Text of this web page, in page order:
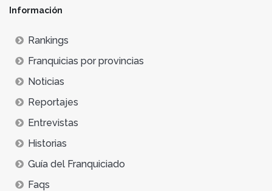
Información
Rankings
Franquicias por provincias
Noticias
Reportajes
Entrevistas
Historias
Guía del Franquiciado
Faqs